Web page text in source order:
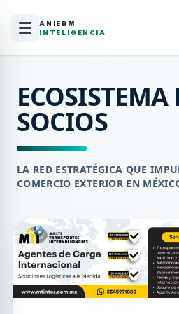
ANIERM
INTELIGENCIA
ECOSISTEMA
SOCIOS
LA RED ESTRATÉGICA QUE
COMERCIO EXTERIOR EN